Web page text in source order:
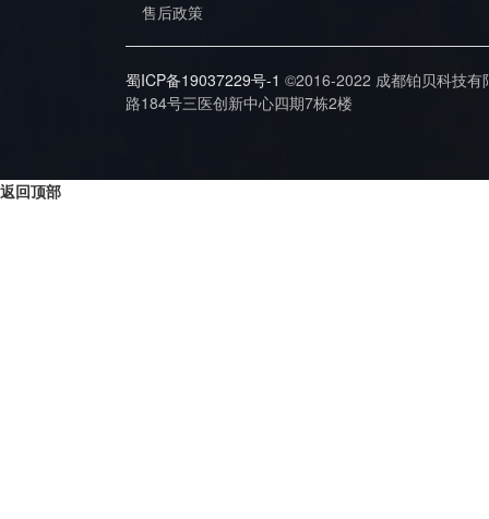
售后政策
蜀ICP备19037229号-1 ©2016-2022 成都铂贝科技
路184号三医创新中心四期7栋2楼
返回顶部